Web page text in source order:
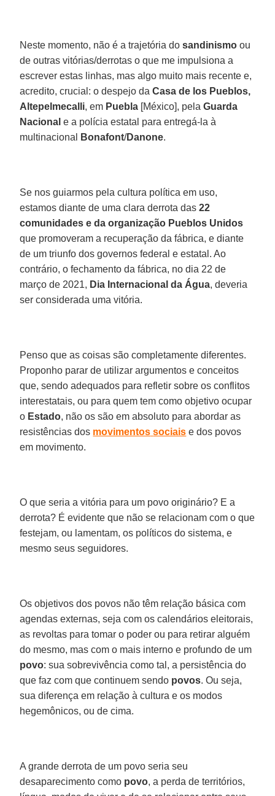
Neste momento, não é a trajetória dosandinismo ou
de outras vitórias/derrotas o que me impulsiona a
escrever estas linhas, mas algo muito mais recente e,
acredito, crucial: o despejo daCasa de los Pueblos,
Altepelmecalli, em Puebla [México], pelaGuarda
Nacional e a polícia estatal para entregá-la à
multinacional
Bonafont/Danone.
Se nos guiarmos pela cultura política em uso,
estamos diante de uma clara derrota das22
comunidades e da organização Pueblos Unidos
que promoveram a recuperação da fábrica, e diante
de um triunfo dos governos federal e estatal. Ao
contrário, o fechamento da fábrica, no dia 22 de
março de 2021, Dia Internacional da Água, deveria
ser considerada uma vitória.
Penso que as coisas são completamente diferentes.
Proponho parar de utilizar argumentos e conceitos
que, sendo adequados para refletir sobre os conflitos
interestatais, ou para quem tem como objetivo ocupar
o Estado, não os são em absoluto para abordar as
resistências dos movimentos sociais e dos povos
em movimento.
O que seria a vitória para um povo originário? E a
derrota? É evidente que não se relacionam com o que
festejam, ou lamentam, os políticos do sistema, e
mesmo seus seguidores.
Os objetivos dos povos não têm relação básica com
agendas externas, seja com os calendários eleitorais,
as revoltas para tomar o poder ou para retirar alguém
do mesmo, mas com o mais interno e profundo de um
povo: sua sobrevivência como tal, a persistência do
que faz com que continuem sendo povos. Ou seja,
sua diferença em relação à cultura e os modos
hegemônicos, ou de cima.
A grande derrota de um povo seria seu
desaparecimento como povo, a perda de territórios,